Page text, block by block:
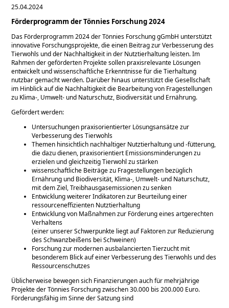
25.04.2024
Förderprogramm der Tönnies Forschung 2024
Das Förderprogramm 2024 der Tönnies Forschung gGmbH unterstützt
innovative Forschungsprojekte, die einen Beitrag zur Verbesserung des
Tierwohls und der Nachhaltigkeit in der Nutztierhaltung leisten. Im
Rahmen der geförderten Projekte sollen praxisrelevante Lösungen
entwickelt und wissenschaftliche Erkenntnisse für die Tierhaltung
nutzbar gemacht werden. Darüber hinaus unterstützt die Gesellschaft
im Hinblick auf die Nachhaltigkeit die Bearbeitung von Fragestellungen
zu Klima-, Umwelt- und Naturschutz, Biodiversität und Ernährung.
Gefördert werden:
Untersuchungen praxisorientierter Lösungsansätze zur
Verbesserung des Tierwohls
Themen hinsichtlich nachhaltiger Nutztierhaltung und -fütterung,
die dazu dienen, praxisorientiert Emissionsminderungen zu
erzielen und gleichzeitig Tierwohl zu stärken
wissenschaftliche Beiträge zu Fragestellungen bezüglich
Ernährung und Biodiversität, Klima-, Umwelt- und Naturschutz,
mit dem Ziel, Treibhausgasemissionen zu senken
Entwicklung weiterer Indikatoren zur Beurteilung einer
ressourceneffizienten Nutztierhaltung
Entwicklung von Maßnahmen zur Förderung eines artgerechten
Verhaltens
(einer unserer Schwerpunkte liegt auf Faktoren zur Reduzierung
des Schwanzbeißens bei Schweinen)
Forschung zur modernen ausbalancierten Tierzucht mit
besonderem Blick auf einer Verbesserung des Tierwohls und des
Ressourcenschutzes
Üblicherweise bewegen sich Finanzierungen auch für mehrjährige
Projekte der Tönnies Forschung zwischen 30.000 bis 200.000 Euro.
Förderungsfähig im Sinne der Satzung sind